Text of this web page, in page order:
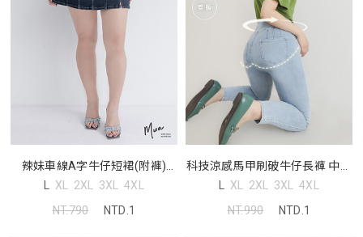
辣妹車線A字牛仔短裙(附褲)
MUA! 中大尺碼裙子
L XL 2XL 3XL 4XL
NT.790
NTD.1
科技涼感馬甲刷破牛仔長褲 中大
尺碼褲子
L XL 2XL 3XL 4XL
NT.990
NTD.1